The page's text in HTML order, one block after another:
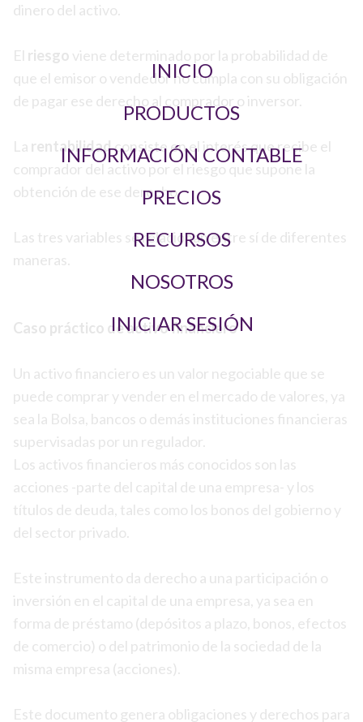
INICIO
PRODUCTOS
INFORMACIÓN CONTABLE
PRECIOS
RECURSOS
NOSOTROS
INICIAR SESIÓN
dinero del activo.
El riesgo viene determinado por la probabilidad de
que el emisor o vendedor no cumpla con su obligación
de pagar ese derecho al comprador o inversor.
La rentabilidadconsiste en el interés que recibe el
comprador del activo por el riesgo que supone la
obtención de ese derecho.
Las tres variables se relacionan entre sí de diferentes
maneras.
Caso práctico de activo financiero
Un activo financiero es un valor negociable que se
puede comprar y vender en el mercado de valores, ya
sea la Bolsa, bancos o demás instituciones financieras
supervisadas por un regulador.
Los activos financieros más conocidos son las
acciones -parte del capital de una empresa- y los
títulos de deuda, tales como los bonos del gobierno y
del sector privado.
Este instrumento da derecho a una participación o
inversión en el capital de una empresa, ya sea en
forma de préstamo (depósitos a plazo, bonos, efectos
de comercio) o del patrimonio de la sociedad de la
misma empresa (acciones).
Este documento genera obligaciones y derechos para